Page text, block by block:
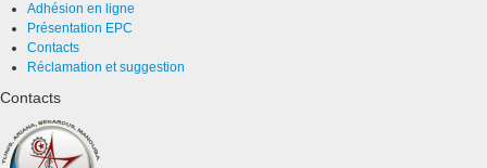
Adhésion en ligne
Présentation EPC
Contacts
Réclamation et suggestion
Contacts